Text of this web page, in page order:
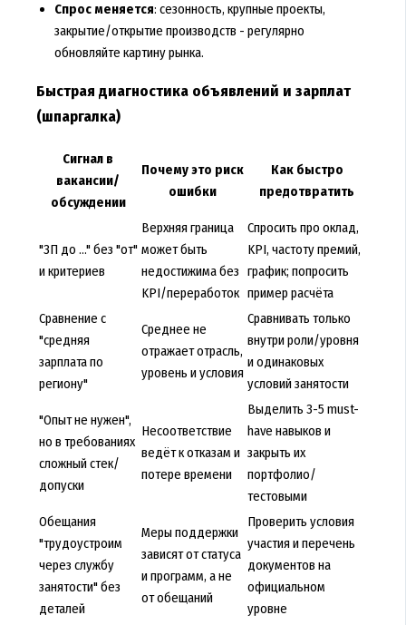
Спрос меняется: сезонность, крупные проекты,
закрытие/открытие производств - регулярно
обновляйте картину рынка.
Быстрая диагностика объявлений и зарплат
(шпаргалка)
Сигнал в
вакансии/
обсуждении
Почему это риск
ошибки
Как быстро
предотвратить
"ЗП до ..." без "от"
и критериев
Верхняя граница
может быть
недостижима без
KPI/переработок
Спросить про оклад,
KPI, частоту премий,
график; попросить
пример расчёта
Сравнение с
"средняя
зарплата по
региону"
Среднее не
отражает отрасль,
уровень и условия
Сравнивать только
внутри роли/уровня
и одинаковых
условий занятости
"Опыт не нужен",
но в требованиях
сложный стек/
допуски
Несоответствие
ведёт к отказам и
потере времени
Выделить 3-5 must-
have навыков и
закрыть их
портфолио/
тестовыми
Обещания
"трудоустроим
через службу
занятости" без
деталей
Меры поддержки
зависят от статуса
и программ, а не
от обещаний
Проверить условия
участия и перечень
документов на
официальном
уровне